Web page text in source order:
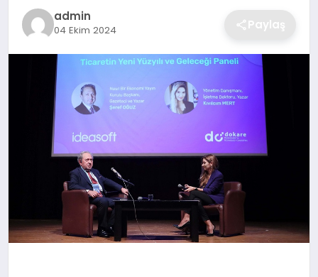
admin
04 Ekim 2024 Paylaş